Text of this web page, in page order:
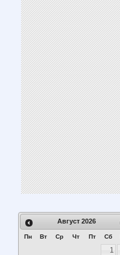
Август 2026
Пн Вт Ср Чт Пт Сб
1